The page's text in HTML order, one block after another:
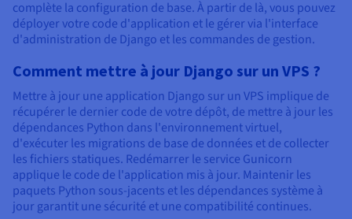
complète la configuration de base. À partir de là, vous pouvez
déployer votre code d'application et le gérer via l'interface
d'administration de Django et les commandes de gestion.
Comment mettre à jour Django sur un VPS ?
Mettre à jour une application Django sur un VPS implique de
récupérer le dernier code de votre dépôt, de mettre à jour les
dépendances Python dans l'environnement virtuel,
d'exécuter les migrations de base de données et de collecter
les fichiers statiques. Redémarrer le service Gunicorn
applique le code de l'application mis à jour. Maintenir les
paquets Python sous-jacents et les dépendances système à
jour garantit une sécurité et une compatibilité continues.